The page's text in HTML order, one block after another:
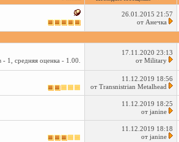
26.01.2015 21:57
от Анечка
17.11.2020 23:13
от Military
11.12.2019 18:56
от Transnistrian Metalhead
11.12.2019 18:25
от janine
11.12.2019 18:18
от janine